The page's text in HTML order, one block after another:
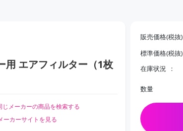
用 エアフィルター（1枚
じメーカーの商品を検索する
ーカーサイトを見る
販売価格(税抜)
標準価格(税抜)
在庫状況
数量